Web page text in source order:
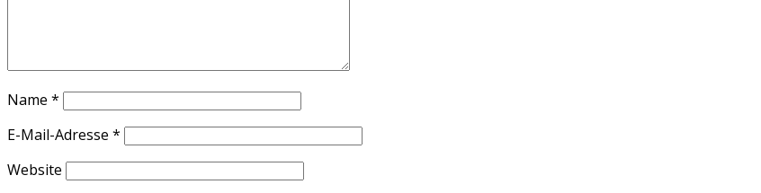
Name *
E-Mail-Adresse *
Website